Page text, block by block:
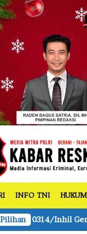
INFO TNI HUKUM
Jembatan